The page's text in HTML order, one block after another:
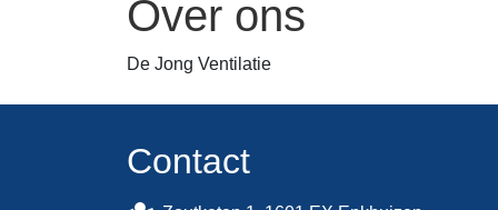
Over ons
De Jong Ventilatie
Contact